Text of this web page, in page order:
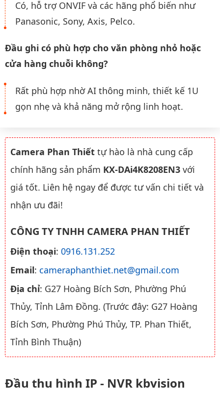
Có, hỗ trợ ONVIF và các hãng phổ biến như
Panasonic, Sony, Axis, Pelco.
Đầu ghi có phù hợp cho văn phòng nhỏ hoặc
cửa hàng chuỗi không?
Rất phù hợp nhờ AI thông minh, thiết kế 1U
gọn nhẹ và khả năng mở rộng linh hoạt.
Camera Phan Thiết tự hào là nhà cung cấp
chính hãng sản phẩm KX-DAi4K8208EN3 với
giá tốt. Liên hệ ngay để được tư vấn chi tiết và
nhận ưu đãi!
CÔNG TY TNHH CAMERA PHAN THIẾT
Điện thoại: 0916.131.252
Email: cameraphanthiet.net@gmail.com
Địa chỉ: G27 Hoàng Bích Sơn, Phường Phú
Thủy, Tỉnh Lâm Đồng. (Trước đây: G27 Hoàng
Bích Sơn, Phường Phú Thủy, TP. Phan Thiết,
Tỉnh Bình Thuận)
Đầu thu hình IP - NVR kbvision